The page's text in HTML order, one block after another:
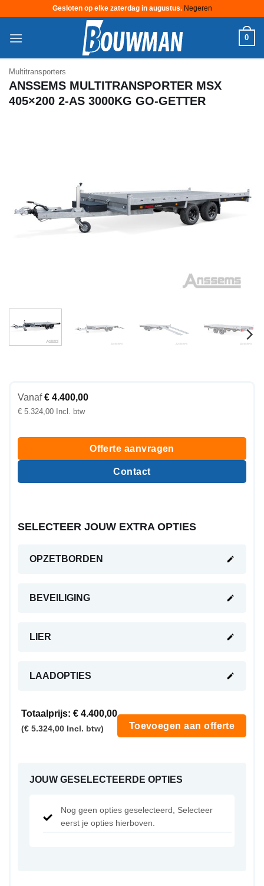
Gesloten op elke zaterdag in augustus. Negeren
naar
0
Multitransporters
ANSSEMS MULTITRANSPORTER MSX
405×200 2-AS 3000KG GO-GETTER
Vanaf€ 4.400,00
€ 5.324,00
Offerte aanvragen
Contact
SELECTEER JOUW EXTRA OPTIES
OPZETBORDEN
BEVEILIGING
LIER
LAADOPTIES
Totaalprijs: € 4.400,00
(€ 5.324,00 Incl. btw) Toevoegen aan offerte
JOUW GESELECTEERDE OPTIES
Nog geen opties geselecteerd, Selecteer
eerst je opties hierboven.